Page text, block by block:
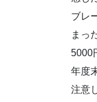
ブレ
まっ
5000
年度
注意